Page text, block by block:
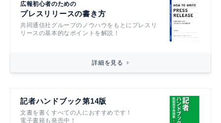
広報初心者のための
プレスリリースの書き方
共同通信社グループのノウハウをもとにプレスリ
リースの基本的なポイントを解説！
詳細を見る
記者ハンドブック第14版
文書を書くすべての人におすすめです！
電子書籍も発売中！